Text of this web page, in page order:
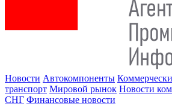
Новости Автокомпоненты
транспорт Мировой рынок Новости
СНГ Финансовые новости